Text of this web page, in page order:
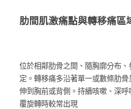
肋間肌激痛點與轉移痛區
位於相鄰肋骨之間、隨胸廓分布
定。轉移痛多沿著單一或數條肋
伸到胸前或背側。持續咳嗽、深呼
覆旋轉時較常出現